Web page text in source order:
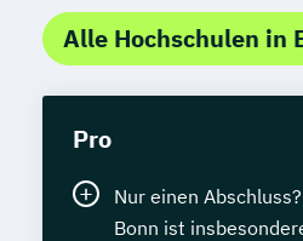
Alle Hochschulen in
Pro
Nur einen
Bonn ist